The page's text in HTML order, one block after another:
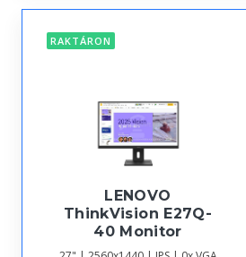
RAKTÁRON
LENOVO
ThinkVision E27Q-
40 Monitor